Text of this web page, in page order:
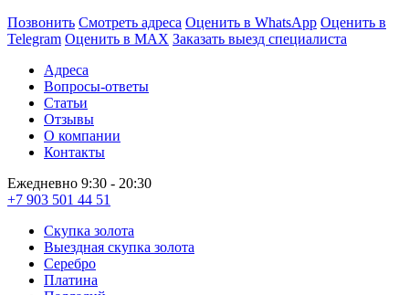
Позвонить Смотреть адреса Оценить в WhatsApp Оценить в
Telegram Оценить в MAX Заказать выезд специалиста
Адреса
Вопросы-ответы
Статьи
Отзывы
О компании
Контакты
Ежедневно 9:30 - 20:30
+7 903 501 44 51
Скупка золота
Выездная скупка золота
Серебро
Платина